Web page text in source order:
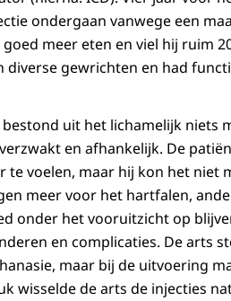
ondergaan vanwege een
meer eten en viel hij ruim
diverse gewrichten en had
uit het lichamelijk niets
en afhankelijk. De
te voelen, maar hij kon het niet
meer voor het hartfalen,
onder het vooruitzicht op
en complicaties. De arts
maar bij de uitvoering
wisselde de arts de injecties